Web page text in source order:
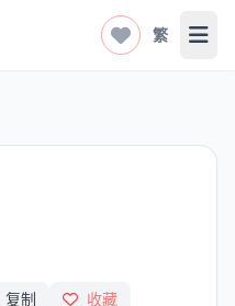
繁 打
复制 收藏